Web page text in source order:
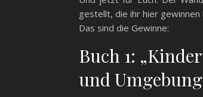
gestellt, die ihr hier gewinnen
Das sind die Gewinne:
Buch 1:
und